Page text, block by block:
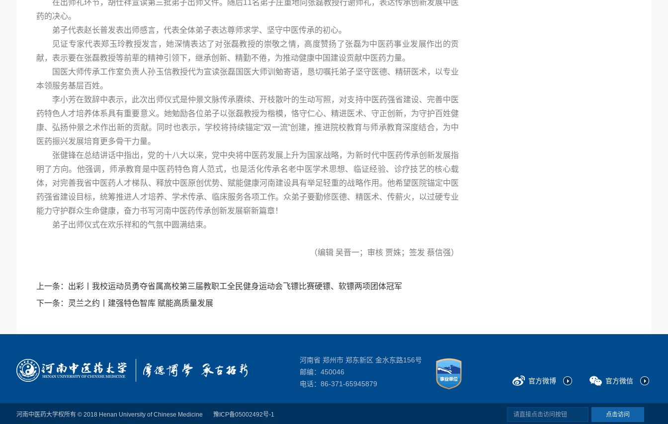
在出师礼环节，胡仕祥宣读第三批弟子出师文件。随后11名弟子庄重地向张磊教授行谢师礼，表达传承创新发展中医
药的决心。
弟子代表赵长普发表出师感言，代表全体弟子表达尊师求学、坚守中医传承的初心。
见证专家代表郑玉玲教授发言，她深情表达了对张磊教授的崇敬之情，高度赞扬了张磊为中医药事业发展作出的贡
献，表示要在张磊教授等前辈的精神引领下，继承创新、精勤不倦，为推动健康中国建设贡献中医药力量。
国医大师传承工作室负责人孙玉信教授代为宣读张磊国医大师训勉寄语，恳切嘱托弟子坚守医德、精研医术，以专业
本领服务基层百姓。
李小芳在致辞中表示，此次出师仪式是仲景文脉传承赓续、开枝散叶的生动写照，对支持中医药强省建设、完善中医
药特色人才培养体系具有重要意义。她勉励各位弟子以张磊教授为楷模，恪守仁心、精进医术、守正创新，为守护百姓健
康、弘扬仲景之术作出新的贡献。同时也表示，学校将持续锚定“双一流”创建，推进院校教育与师承教育深度结合，为中
医药振兴发展培育更多骨干力量。
张健锋在总结讲话中指出，党的十八大以来，党中央将中医药发展上升为国家战略，为新时代中医药传承创新发展指
明了方向。他强调，师承教育是中医药特色育人范式，也是活化传承名老中医学术思想、临证经验、诊疗技艺的核心载
体，对完善我省中医药人才梯队、释放中医原创优势、赋能健康河南建设具有举足轻重的战略作用。他希望医院锚定中医
药强省建设目标，统筹推进人才培养、学术传承、临床服务各项工作。众弟子要勤修医德、精医术、传薪火，以过硬专业
能力守护群众生命健康，奋力书写河南中医药传承创新发展崭新篇章！
弟子出师仪式在欢乐祥和的气氛中圆满结束。
（编辑 吴晋一；审核 贾姝；签发 蔡信强）
上一条： 出彩丨我校运动员勇夺省属高校第三届教职工全民健身运动会飞镖比赛硬镖、软镖两项团体冠军
下一条：
灵兰之约丨建强特色智库 赋能高质量发展
河南省 郑州市 郑东新区 金水东路156号
邮编：450046
电话： 86-371-65945879 官方微博 官方微信
河南中医药大学权所有 © 2018 Henan University of Chinese Medicine 豫ICP备05002492号-1